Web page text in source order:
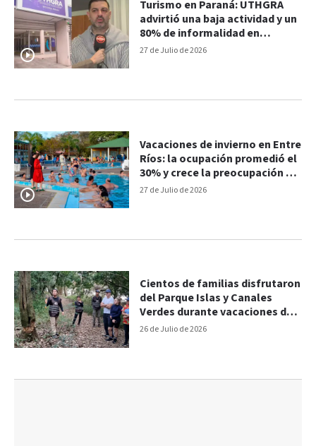
27 de Julio de 2026
Turismo en Paraná: UTHGRA
advirtió una baja actividad y un
80% de informalidad en
inspecciones
27 de Julio de 2026
Vacaciones de invierno en Entre
Ríos: la ocupación promedió el
30% y crece la preocupación en
el sector
26 de Julio de 2026
Cientos de familias disfrutaron
del Parque Islas y Canales
Verdes durante vacaciones de
invierno